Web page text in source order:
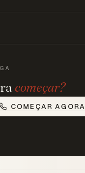
começar?
COMEÇAR AGORA